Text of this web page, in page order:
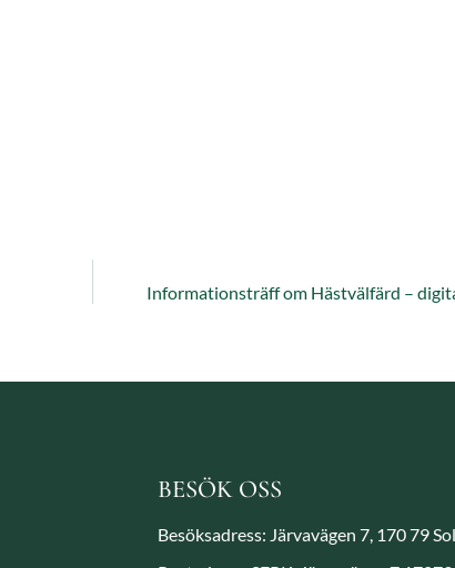
Informationsträff om Hästvälfärd –
BESÖK OSS
Besöksadress: Järvavägen 7, 170 79